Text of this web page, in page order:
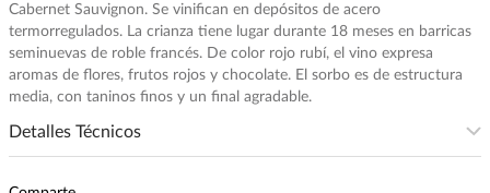
Cabernet Sauvignon. Se vinifican en depósitos de acero
termorregulados. La crianza tiene lugar durante 18 meses en barricas
seminuevas de roble francés. De color rojo rubí, el vino expresa
aromas de flores, frutos rojos y chocolate. El sorbo es de estructura
media, con taninos finos y un final agradable.
Detalles Técnicos